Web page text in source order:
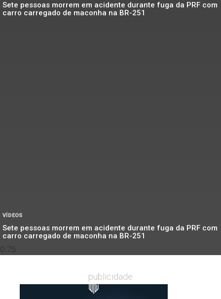
Sete pessoas morrem em acidente durante fuga da PRF com
carro carregado de maconha na BR-251
VÍDEOS
Sete pessoas morrem em acidente durante fuga da PRF com
carro carregado de maconha na BR-251
publicidade